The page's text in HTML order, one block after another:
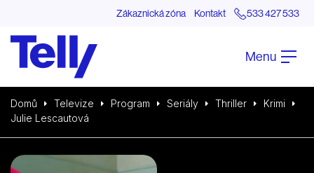
Zákaznická zóna Kontakt 533 427 533
Menu
Domů Televize Program Seriály Thriller
Krimi
Julie Lescautová